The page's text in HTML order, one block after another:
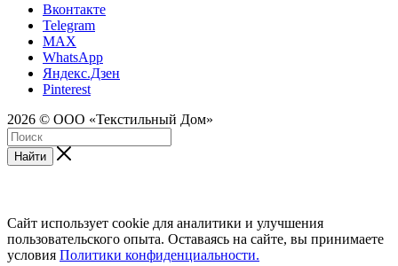
Вконтакте
Telegram
MAX
WhatsApp
Яндекс.Дзен
Pinterest
2026 © ООО «Текстильный Дом»
Найти
Сайт использует cookie для аналитики и улучшения
пользовательского опыта. Оставаясь на сайте, вы принимаете
условия Политики конфиденциальности.